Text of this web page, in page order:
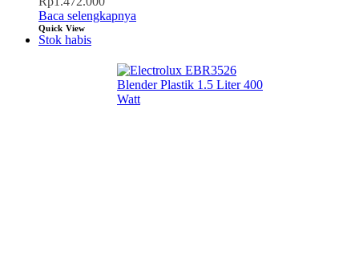
Baca selengkapnya
Quick View
Stok habis